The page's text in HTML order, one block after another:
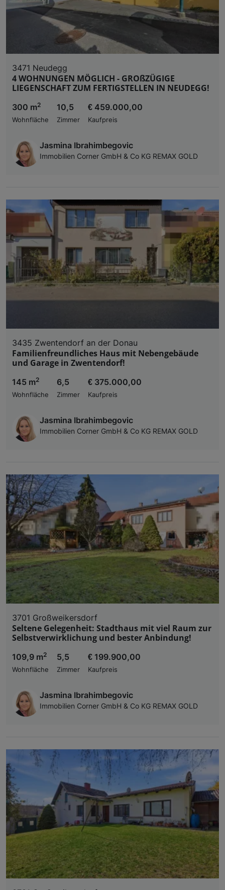
3471 Neudegg
4 WOHNUNGEN MÖGLICH - GROßZÜGIGE
LIEGENSCHAFT ZUM FERTIGSTELLEN IN NEUDEGG!
300 m2
Wohnfläche
10,5
Zimmer
€ 459.000,00
Kaufpreis
Jasmina Ibrahimbegovic
Immobilien Corner GmbH & Co KG REMAX GOLD
3435 Zwentendorf an der Donau
Familienfreundliches Haus mit Nebengebäude
und Garage in Zwentendorf!
145 m2
Wohnfläche
6,5
Zimmer
€ 375.000,00
Kaufpreis
Jasmina Ibrahimbegovic
Immobilien Corner GmbH & Co KG REMAX GOLD
3701 Großweikersdorf
Seltene Gelegenheit: Stadthaus mit viel Raum zur
Selbstverwirklichung und bester Anbindung!
109,9 m2
Wohnfläche
5,5
Zimmer
€ 199.900,00
Kaufpreis
Jasmina Ibrahimbegovic
Immobilien Corner GmbH & Co KG REMAX GOLD